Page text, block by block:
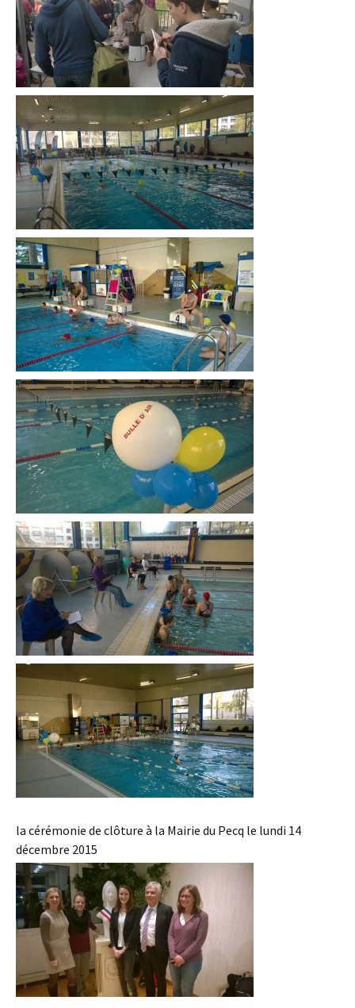
la cérémonie de clôture à la Mairie du Pecq le lundi 14
décembre 2015